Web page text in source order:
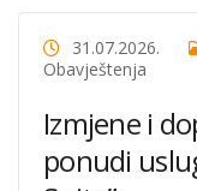
31.07.2026.
Obavještenja
Izmjene i
ponudi